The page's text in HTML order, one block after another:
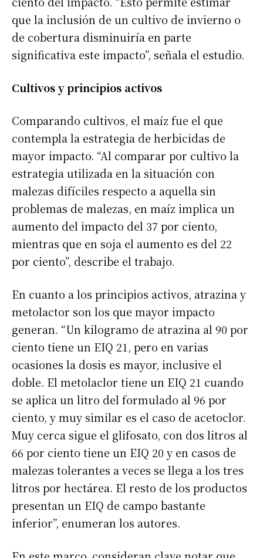
que la inclusión de un cultivo de invierno o
de cobertura disminuiría en parte
significativa este impacto”, señala el estudio.
Cultivos y principios activos
Comparando cultivos, el maíz fue el que
contempla la estrategia de herbicidas de
mayor impacto. “Al comparar por cultivo la
estrategia utilizada en la situación con
malezas difíciles respecto a aquella sin
problemas de malezas, en maíz implica un
aumento del impacto del 37 por ciento,
mientras que en soja el aumento es del 22
por ciento”, describe el trabajo.
En cuanto a los principios activos, atrazina y
metolactor son los que mayor impacto
generan. “Un kilogramo de atrazina al 90 por
ciento tiene un EIQ 21, pero en varias
ocasiones la dosis es mayor, inclusive el
doble. El metolaclor tiene un EIQ 21 cuando
se aplica un litro del formulado al 96 por
ciento, y muy similar es el caso de acetoclor.
Muy cerca sigue el glifosato, con dos litros al
66 por ciento tiene un EIQ 20 y en casos de
malezas tolerantes a veces se llega a los tres
litros por hectárea. El resto de los productos
presentan un EIQ de campo bastante
inferior”, enumeran los autores.